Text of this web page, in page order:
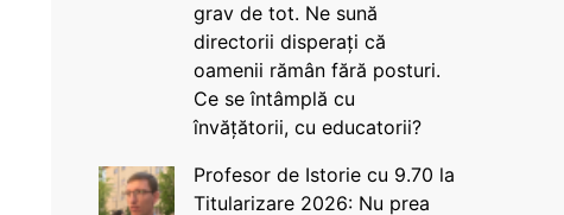
grav de tot. Ne sună
directorii disperați că
oamenii rămân fără posturi.
Ce se întâmplă cu
învățătorii, cu educatorii?
Profesor de Istorie cu 9.70 la
Titularizare 2026: Nu prea